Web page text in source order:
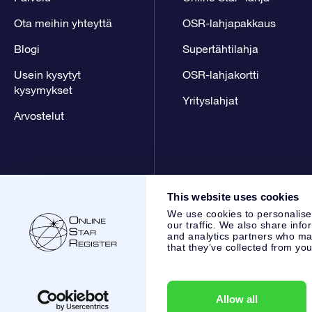
This website uses cookies
We use cookies to
our traffic. We also share
and analytics partners who
that they’ve collected from
Allow all
Ota meihin yhteyttä
Blogi
Usein kysytyt
kysymykset
Arvostelut
OSR-lahjapakkaus
Supertähtilahja
OSR-lahjakortti
Yrityslahjat
Asiakaspalvelu:help@osr.org KVK: 60333553, VAT: NL